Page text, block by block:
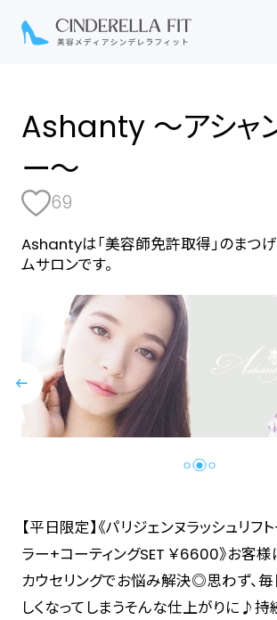
Ashanty 〜アシャ
ー〜
69
Ashantyは「美容師免許取得」のまつ
ムサロンです。
【平日限定】《パリジェンヌラッシュリフ
ラー+コーティングSET ￥6600》お客
カウセリングでお悩み解決◎思わず、
しくなってしまうそんな仕上がりに♪持